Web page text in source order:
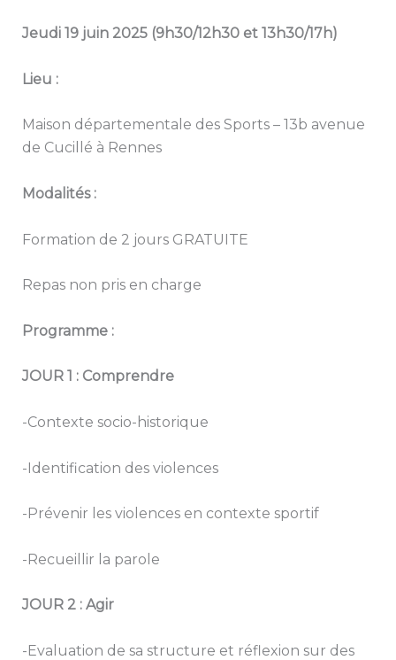
Jeudi 19 juin 2025 (9h30/12h30 et 13h30/17h)
Lieu :
Maison départementale des Sports – 13b avenue
de Cucillé à Rennes
Modalités :
Formation de 2 jours GRATUITE
Repas non pris en charge
Programme :
JOUR 1 : Comprendre
-Contexte socio-historique
-Identification des violences
-Prévenir les violences en contexte sportif
-Recueillir la parole
JOUR 2 : Agir
-Evaluation de sa structure et réflexion sur des